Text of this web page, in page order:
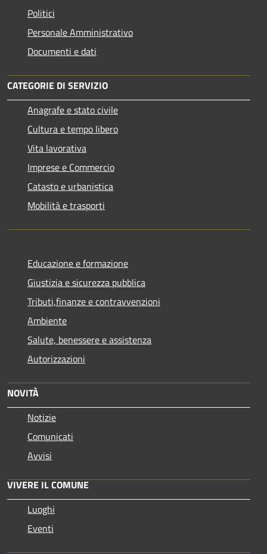
Politici
Personale Amministrativo
Documenti e dati
CATEGORIE DI SERVIZIO
Anagrafe e stato civile
Cultura e tempo libero
Vita lavorativa
Imprese e Commercio
Catasto e urbanistica
Mobilità e trasporti
Educazione e formazione
Giustizia e sicurezza pubblica
Tributi,finanze e contravvenzioni
Ambiente
Salute, benessere e assistenza
Autorizzazioni
NOVITÀ
Notizie
Comunicati
Avvisi
VIVERE IL COMUNE
Luoghi
Eventi